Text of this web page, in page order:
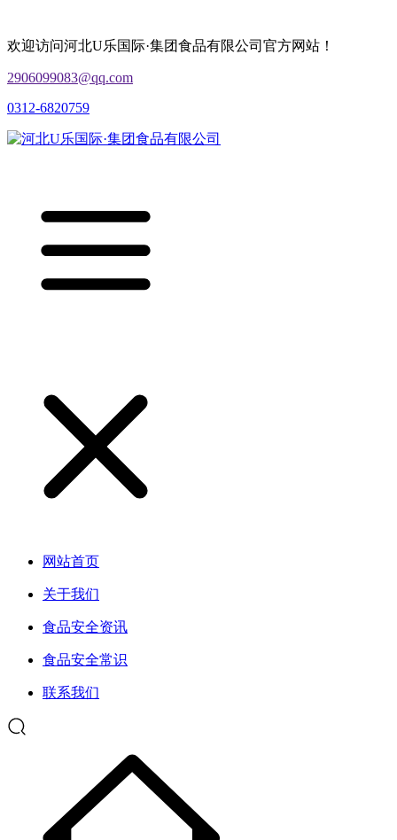
欢迎访问河北U乐国际·集团食品有限公司官方网站！
2906099083@qq.com
0312-6820759
网站首页
关于我们
食品安全资讯
食品安全常识
联系我们